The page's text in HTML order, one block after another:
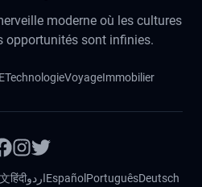
moderne où les cultures
opportunités sont infinies.
TechnologieVoyageImmobilier
हिंदीاردوEspañol PortuguêsDeutsch